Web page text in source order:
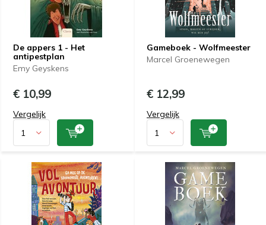
De appers 1 - Het
antipestplan
Emy Geyskens
€ 10,99
Vergelijk
Gameboek - Wolfmeester
Marcel Groenewegen
€ 12,99
Vergelijk